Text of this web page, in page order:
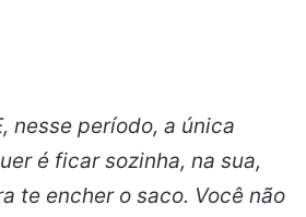
nesse período, a única
é ficar sozinha, na sua,
te encher o saco. Você não